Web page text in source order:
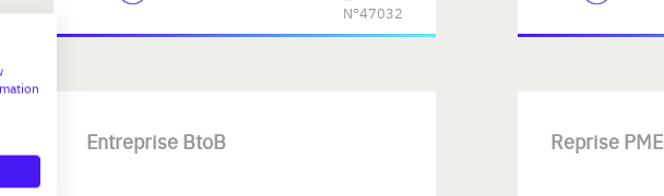
N°47032
Entreprise BtoB Reprise PME